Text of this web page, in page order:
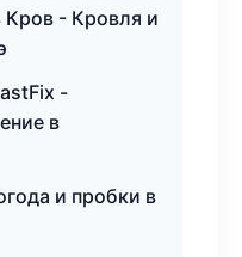
- Кровля и
-
в
и пробки в